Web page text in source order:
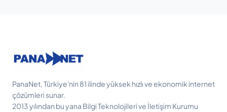
PanaNet, Türkiye'nin 81 ilinde yüksek hızlı ve ekonomik internet
çözümleri sunar.
2013 yılından bu yana Bilgi Teknolojileri ve İletişim Kurumu